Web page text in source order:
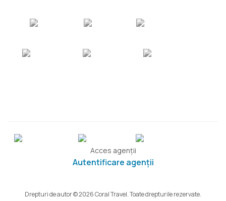
Acces agenții
Autentificare agenții
Drepturi de autor © 2026 Coral Travel. Toate drepturile rezervate.